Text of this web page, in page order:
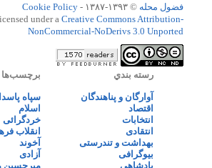
فضول محله © ۱۳۹۳-۱۳۸۷ -
Cookie Policy
under a Creative Commons Attribution-
NonCommercial-NoDerivs 3.0 Unported
رسته بندي
آوارگان و پناهندگان
اقتصاد
انتخابات
انتقادی
بهداشت و تندرستی
بیوگرافی
پادشاهی
برچسب‌ها
سپاه
اسلام
خردگرائی
انقلاب
آخوند
آزادی
میرحسین